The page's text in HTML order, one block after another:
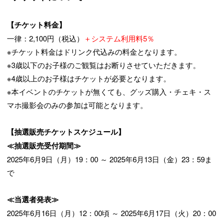
【チケット料金】
一律：2,100円（税込） ＋システム利用料5％
※チケット料金はドリンク代込みの料金となります。
※3歳以下のお子様のご観覧はお断りさせていただきます。
※4歳以上のお子様はチケットが必要となります。
※本イベントのチケットが無くても、グッズ購入・チェキ・ス
マホ撮影会のみの参加は可能となります。
【抽選販売チケットスケジュール】
≪抽選販売受付期間≫
2025年6月9日（月）19：00 ～ 2025年6月13日（金）23：59ま
で
≪当選者発表≫
2025年6月16日（月）12：00頃 ～ 2025年6月17日（火）20：00